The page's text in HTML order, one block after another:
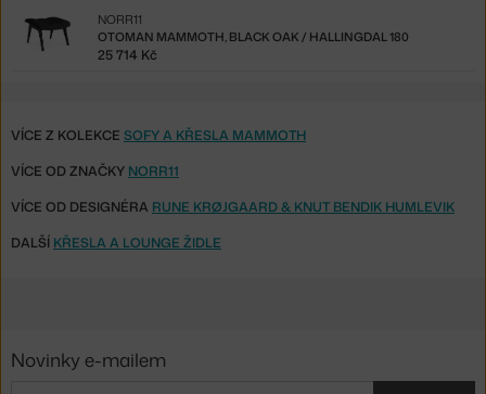
OTOMAN MAMMOTH, BLACK OAK / HALLINGDAL 180
NORR11
25 714 Kč
VÍCE Z KOLEKCE SOFY A KŘESLA MAMMOTH
VÍCE OD ZNAČKY NORR11
VÍCE OD DESIGNÉRA RUNE KRØJGAARD & KNUT BENDIK HUMLEVIK
DALŠÍ KŘESLA A LOUNGE ŽIDLE
Novinky e-mailem